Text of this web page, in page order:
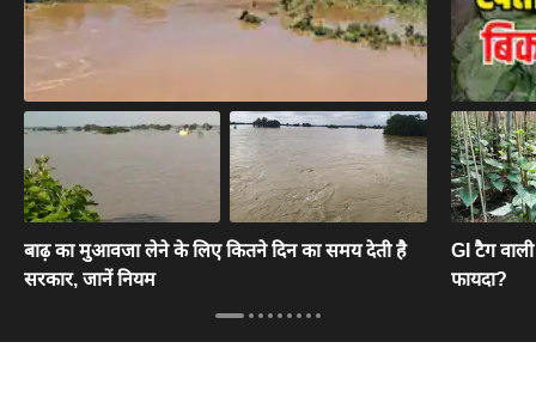
बाढ़ का मुआवजा लेने के लिए कितने दिन का समय देती है
सरकार, जानें नियम
GI टैग
फायदा?